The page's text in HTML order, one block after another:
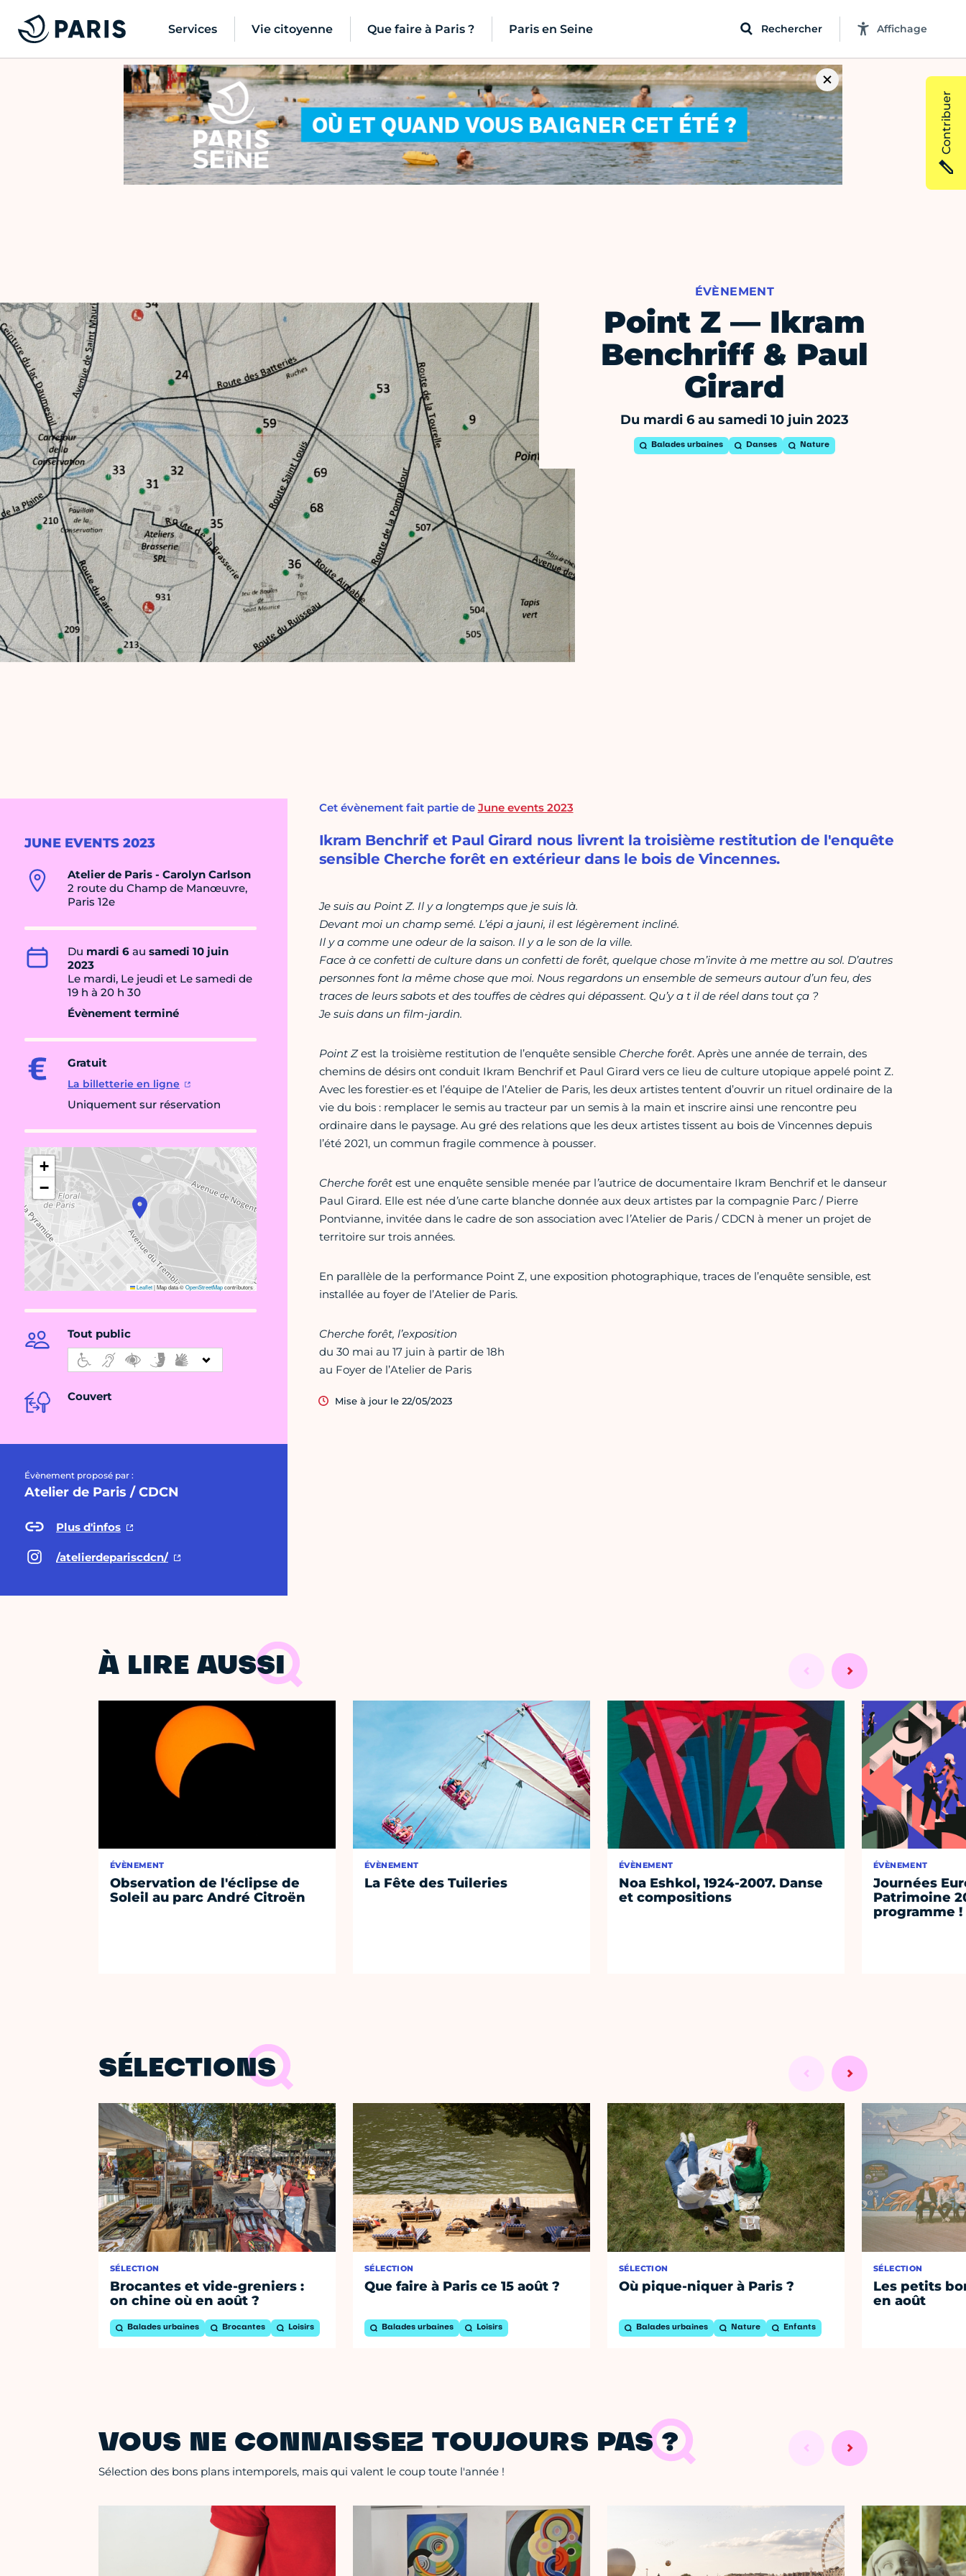
Services Vie citoyenne Que faire à Paris ? Paris en Seine Rechercher Affichage
ÉVÈNEMENT
Point Z — Ikram
Benchriff & Paul
Girard
Du mardi 6 au samedi 10 juin 2023
Balades urbaines Danses Nature
JUNE EVENTS 2023
Atelier de Paris - Carolyn Carlson
2 route du Champ de Manœuvre,
Paris 12e
Du mardi 6 au samedi 10 juin
2023
Le mardi, Le jeudi et Le samedi de
19 h à 20 h 30
Évènement terminé
Gratuit
La billetterie en ligne
Uniquement sur réservation
+
−
Leaflet|Map data ©OpenStreetMapcontributors
Tout public
Couvert
Évènement proposé par :
Atelier de Paris / CDCN
Plus d'infos
/atelierdepariscdcn/
Cet évènement fait partie de June events 2023
Ikram Benchrif et Paul Girard nous livrent la troisième restitution de l'enquête
sensible Cherche forêt en extérieur dans le bois de Vincennes.
Je suis au Point Z. Il y a longtemps que je suis là.
Devant moi un champ semé. L’épi a jauni, il est légèrement incliné.
Il y a comme une odeur de la saison. Il y a le son de la ville.
Face à ce confetti de culture dans un confetti de forêt, quelque chose m’invite à me mettre au sol. D’autres
personnes font la même chose que moi. Nous regardons un ensemble de semeurs autour d’un feu, des
traces de leurs sabots et des touffes de cèdres qui dépassent. Qu’y a t il de réel dans tout ça ?
Je suis dans un film-jardin.
Point Zest la troisième restitution de l’enquête sensible Cherche forêt. Après une année de terrain, des
chemins de désirs ont conduit Ikram Benchrif et Paul Girard vers ce lieu de culture utopique appelé point Z.
Avec les forestier·es et l’équipe de l’Atelier de Paris, les deux artistes tentent d’ouvrir un rituel ordinaire de la
vie du bois : remplacer le semis au tracteur par un semis à la main et inscrire ainsi une rencontre peu
ordinaire dans le paysage. Au gré des relations que les deux artistes tissent au bois de Vincennes depuis
l’été 2021, un commun fragile commence à pousser.
Cherche forêtest une enquête sensible menée par l’autrice de documentaire Ikram Benchrif et le danseur
Paul Girard. Elle est née d’une carte blanche donnée aux deux artistes par la compagnie Parc / Pierre
Pontvianne, invitée dans le cadre de son association avec l’Atelier de Paris / CDCN à mener un projet de
territoire sur trois années.
En parallèle de la performance Point Z, une exposition photographique, traces de l’enquête sensible, est
installée au foyer de l’Atelier de Paris.
Cherche forêt, l’exposition
du 30 mai au 17 juin à partir de 18h
au Foyer de l’Atelier de Paris
Mise à jour le 22/05/2023
À LIRE AUSSI
ÉVÈNEMENT
Observation de l'éclipse de
Soleil au parc André Citroën
ÉVÈNEMENT
La Fête des Tuileries
ÉVÈNEMENT
Noa Eshkol, 1924-2007. Danse
et compositions
ÉVÈNEMENT
Journées
Patrimoine
programme !
SÉLECTIONS
SÉLECTION
Brocantes et vide-greniers :
on chine où en août ?
Balades urbaines Brocantes Loisirs
SÉLECTION
Que faire à Paris ce 15 août ?
Balades urbaines Loisirs
SÉLECTION
Où pique-niquer à Paris ?
Balades urbaines Nature Enfants
SÉLECTION
Les petits
en août
VOUS NE CONNAISSEZ TOUJOURS PAS ?
Sélection des bons plans intemporels, mais qui valent le coup toute l'année !
Contribuer